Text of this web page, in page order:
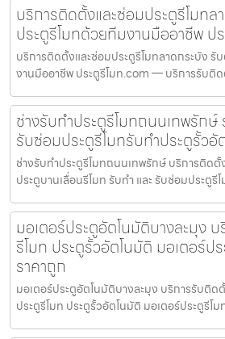
บริการติดตั้งและซ่อมประตูรีโมท
ประตูรีโมทด้วยทีมงานมืออาชีพ ป
บริการติดตั้งและซ่อมประตูรีโมทลาดกระบัง
งานมืออาชีพ ประตูรีโมท.com — บริการรับติ
ช่างรับทำประตูรีโมทถนนเทพรัก
รับซ่อมประตูรีโมทรับทำประตูรั้วอั
ช่างรับทำประตูรีโมทถนนเทพรักษ์ บริการติดตั้
ประตูบานเลื่อนรีโมท รับทำ และ รับซ่อมประตูรี
มอเตอร์ประตูอัตโนมัติบางละมุง
รีโมท ประตูรั้วอัตโนมัติ มอเตอร์ป
ราคาถูก
มอเตอร์ประตูอัตโนมัติบางละมุง บริการรับติด
ประตูรีโมท ประตูรั้วอัตโนมัติ มอเตอร์ประตูรีโม